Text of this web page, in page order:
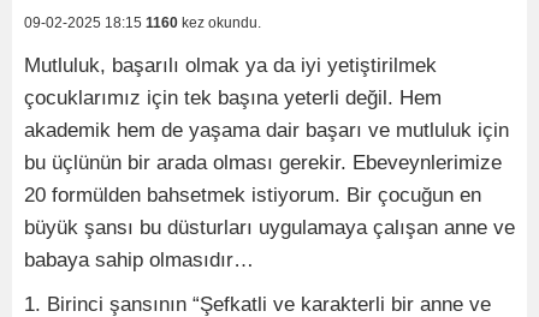
09-02-2025 18:15 1160 kez okundu.
Mutluluk, başarılı olmak ya da iyi yetiştirilmek
çocuklarımız için tek başına yeterli değil. Hem
akademik hem de yaşama dair başarı ve mutluluk için
bu üçlünün bir arada olması gerekir. Ebeveynlerimize
20 formülden bahsetmek istiyorum. Bir çocuğun en
büyük şansı bu düsturları uygulamaya çalışan anne ve
babaya sahip olmasıdır…
1. Birinci şansının “Şefkatli ve karakterli bir anne ve